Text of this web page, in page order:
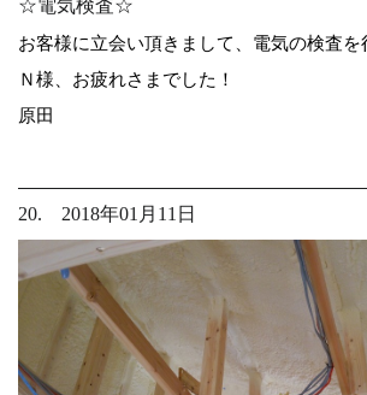
☆電気検査☆
お客様に立会い頂きまして、電気の検査を
Ｎ様、お疲れさまでした！
原田
20. 2018年01月11日